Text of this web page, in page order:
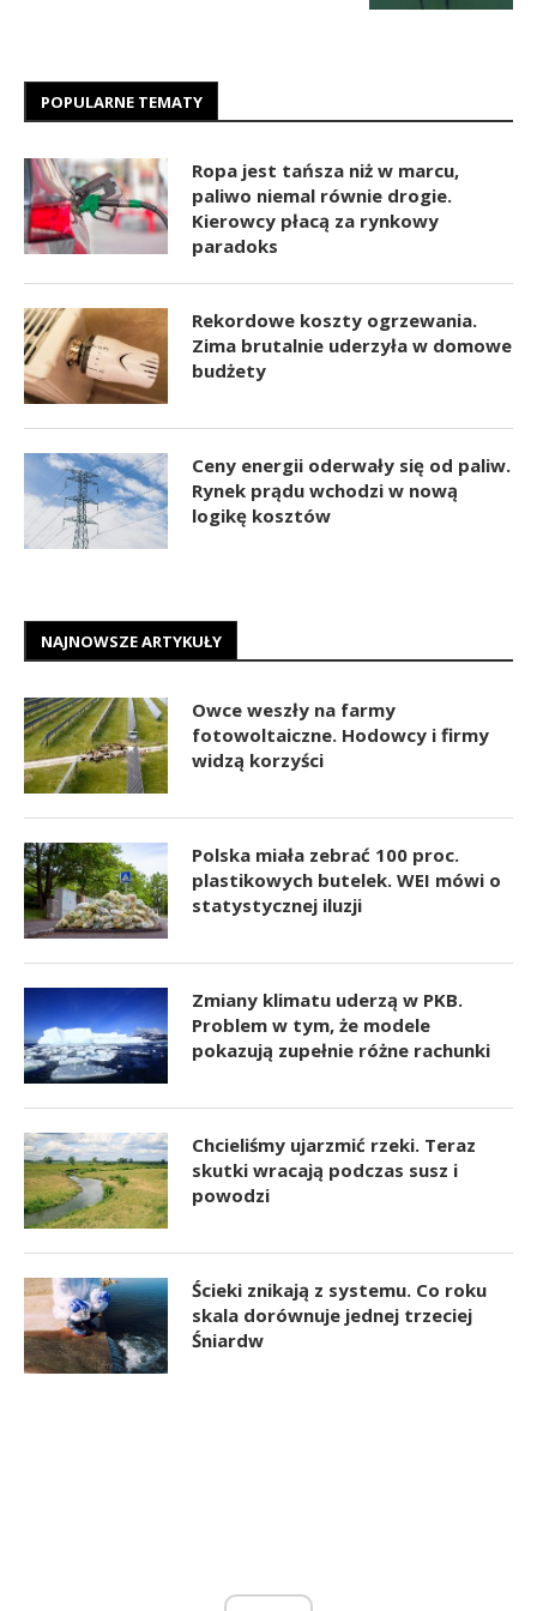
POPULARNE TEMATY
Ropa jest tańsza niż w marcu,
paliwo niemal równie drogie.
Kierowcy płacą za rynkowy
paradoks
Rekordowe koszty ogrzewania.
Zima brutalnie uderzyła w domowe
budżety
Ceny energii oderwały się od paliw.
Rynek prądu wchodzi w nową
logikę kosztów
NAJNOWSZE ARTYKUŁY
Owce weszły na farmy
fotowoltaiczne. Hodowcy i firmy
widzą korzyści
Polska miała zebrać 100 proc.
plastikowych butelek. WEI mówi o
statystycznej iluzji
Zmiany klimatu uderzą w PKB.
Problem w tym, że modele
pokazują zupełnie różne rachunki
Chcieliśmy ujarzmić rzeki. Teraz
skutki wracają podczas susz i
powodzi
Ścieki znikają z systemu. Co roku
skala dorównuje jednej trzeciej
Śniardw